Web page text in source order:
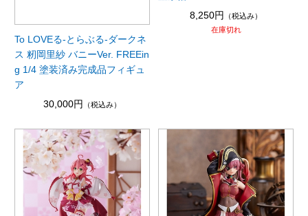
To LOVEる-とらぶる-ダークネ
ス 籾岡里紗 バニーVer. FREEin
g 1/4 塗装済み完成品フィギュ
ア
30,000円
（税込み）
8,250円
（税込み）
在庫切れ